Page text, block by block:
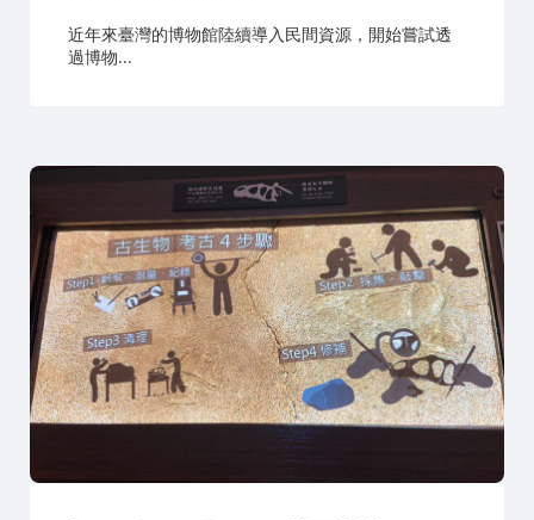
近年來臺灣的博物館陸續導入民間資源，開始嘗試透
過博物...